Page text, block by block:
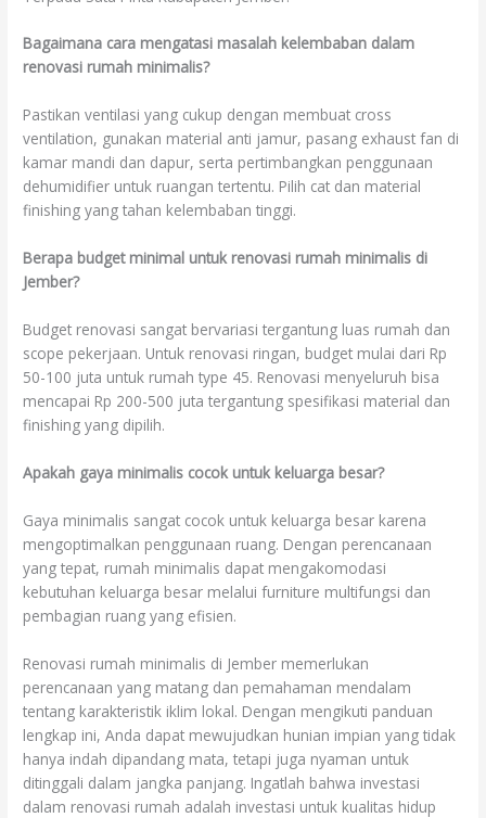
Bagaimana cara mengatasi masalah kelembaban dalam
renovasi rumah minimalis?
Pastikan ventilasi yang cukup dengan membuat cross
ventilation, gunakan material anti jamur, pasang exhaust fan di
kamar mandi dan dapur, serta pertimbangkan penggunaan
dehumidifier untuk ruangan tertentu. Pilih cat dan material
finishing yang tahan kelembaban tinggi.
Berapa budget minimal untuk renovasi rumah minimalis di
Jember?
Budget renovasi sangat bervariasi tergantung luas rumah dan
scope pekerjaan. Untuk renovasi ringan, budget mulai dari Rp
50-100 juta untuk rumah type 45. Renovasi menyeluruh bisa
mencapai Rp 200-500 juta tergantung spesifikasi material dan
finishing yang dipilih.
Apakah gaya minimalis cocok untuk keluarga besar?
Gaya minimalis sangat cocok untuk keluarga besar karena
mengoptimalkan penggunaan ruang. Dengan perencanaan
yang tepat, rumah minimalis dapat mengakomodasi
kebutuhan keluarga besar melalui furniture multifungsi dan
pembagian ruang yang efisien.
Renovasi rumah minimalis di Jember memerlukan
perencanaan yang matang dan pemahaman mendalam
tentang karakteristik iklim lokal. Dengan mengikuti panduan
lengkap ini, Anda dapat mewujudkan hunian impian yang tidak
hanya indah dipandang mata, tetapi juga nyaman untuk
ditinggali dalam jangka panjang. Ingatlah bahwa investasi
dalam renovasi rumah adalah investasi untuk kualitas hidup